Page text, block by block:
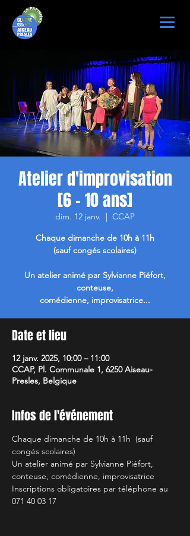
Atelier d'improvisation
[6 - 10 ans]
dim. 12 janv.
  |
CCAP
Chaque dimanche de 10h à 11h
(sauf congés scolaires)
Un atelier animé par Sylvianne Piéfort,
conteuse,
comédienne, improvisatrice...
Date et lieu
12 janv. 2025, 10:00 – 11:00
CCAP, Pl. Communale 1, 6250 Aiseau-
Presles, Belgique
Infos de l'événement
Chaque dimanche de 10h à 11h  (sauf
congés scolaires)
Un atelier animé par Sylvianne Piéfort,
conteuse, comédienne, improvisatrice
Inscriptions obligatoires par téléphone au
071 40 03 17